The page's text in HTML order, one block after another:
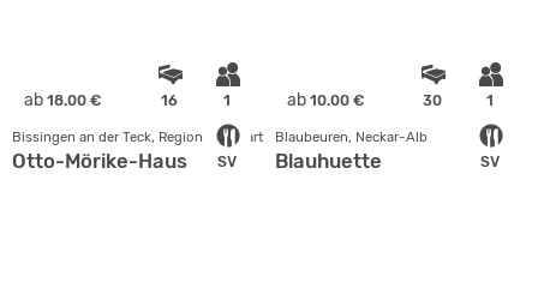
ab 18.00 € 16 1
SV
Bissingen an der Teck, Region Stuttgart
Otto-Mörike-Haus
ab 10.00 € 30 1
SV
Blaubeuren, Neckar-Alb
Blauhuette